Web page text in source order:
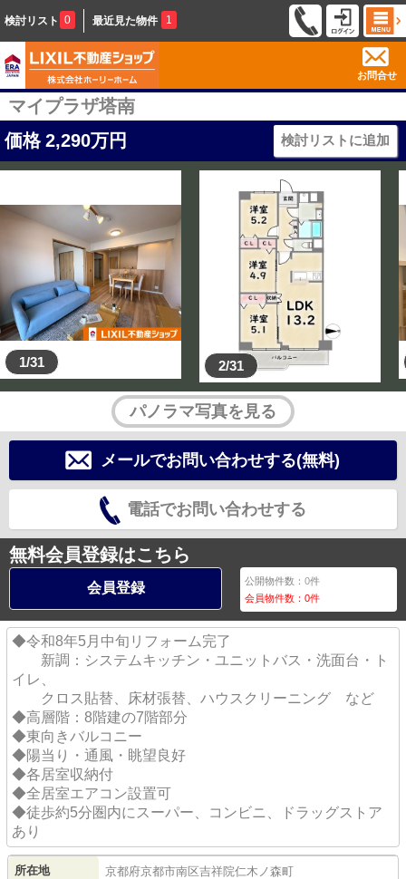
検討リスト 0 最近見た物件 1
お問合せ
マイプラザ塔南
価格 2,290万円 検討リストに追加
1/31 2/31
パノラマ写真を見る
メールでお問い合わせする(無料)
電話でお問い合わせする
無料会員登録はこちら
会員登録 公開物件数：0件
会員物件数：0件
◆令和8年5月中旬リフォーム完了
新調：システムキッチン・ユニットバス・洗面台・ト
イレ、
クロス貼替、床材張替、ハウスクリーニング など
◆高層階：8階建の7階部分
◆東向きバルコニー
◆陽当り・通風・眺望良好
◆各居室収納付
◆全居室エアコン設置可
◆徒歩約5分圏内にスーパー、コンビニ、ドラッグストア
あり
所在地 京都府京都市南区吉祥院仁木ノ森町